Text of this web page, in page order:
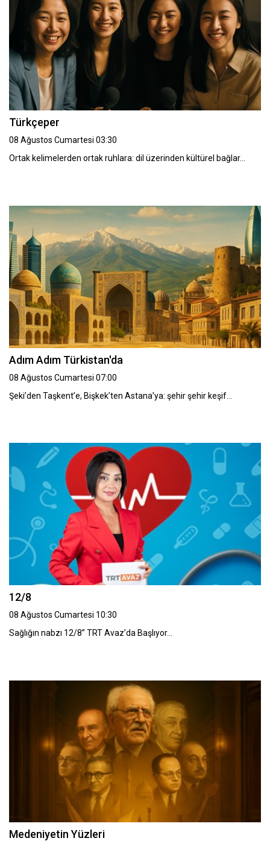
Adım Adım Türkistan'da
08 Ağustos Cumartesi 07:00
Şeki’den Taşkent’e, Bişkek’ten Astana’ya: şehir şehir keşif…
Medeniyetin Yüzleri
Türkçeper
08 Ağustos Cumartesi 03:30
Ortak kelimelerden ortak ruhlara: dil üzerinden kültürel bağlar…
12/8
08 Ağustos Cumartesi 10:30
Sağlığın nabzı 12/8” TRT Avaz’da Başlıyor…